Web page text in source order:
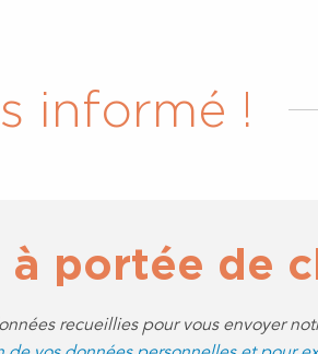
informé !
à portée de
recueillies pour vous envoyer